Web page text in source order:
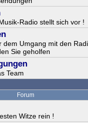
Radio stellt sich vor !
dem Umgang mit den
Sie geholfen
Team
Forum
Witze rein !